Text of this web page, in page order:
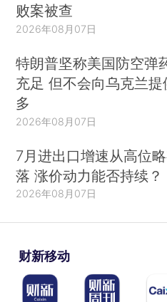
败案被查
2026年08月07日
特朗普坚称美国防空弹
充足 但不会向乌克兰提
多
2026年08月07日
7月进出口增速从高位
落 涨价动力能否持续？
2026年08月07日
财新移动